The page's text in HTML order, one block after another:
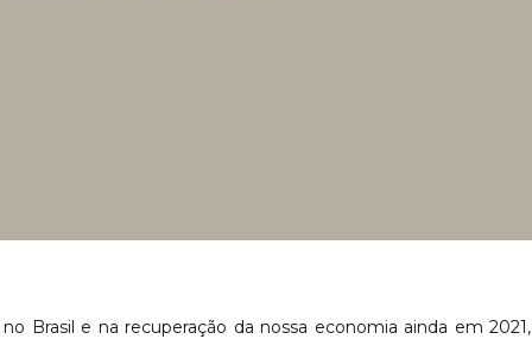
Brasil e na recuperação da nossa economia ainda em 2021,